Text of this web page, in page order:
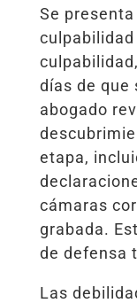
Se
días de que
abogado
etapa,
cámaras
grabada.
de defensa
Las